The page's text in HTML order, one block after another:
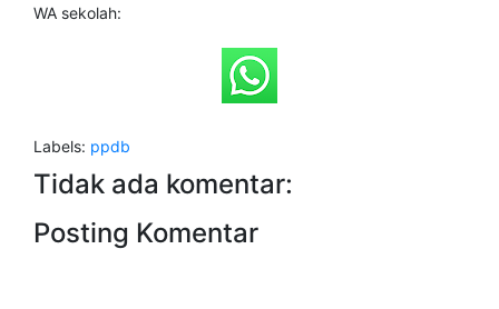
WA sekolah:
Labels: ppdb
Tidak ada komentar:
Posting Komentar